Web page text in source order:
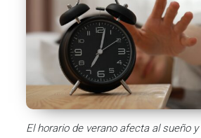
El horario de verano afecta al sueño